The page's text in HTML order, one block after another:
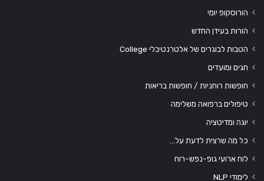
הורוסקופ יומי
הורות בעידן החדש
הטבות לבוגרים של אלטרנטיבלי College
חגים ומועדים
חופשות רוחניות / חופשות בריאות
טיפולים ברפואה משלימה
יוגה ומדיטציה
כל מה שרצית לדעת על…
לוח ארועי גופ-נפש-רוח
לימודי NLP